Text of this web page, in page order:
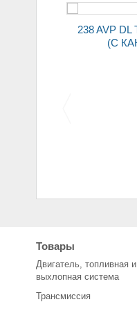
автомобилей 2108
(комплект)
Товары
Двигатель, топливная и
выхлопная система
Трансмиссия